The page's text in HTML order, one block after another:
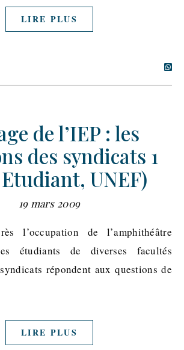
LIRE PLUS
de l’IEP : les
des syndicats 1
UNEF)
19 mars 2009
étudiants de diverses facultés
répondent aux questions de
LIRE PLUS